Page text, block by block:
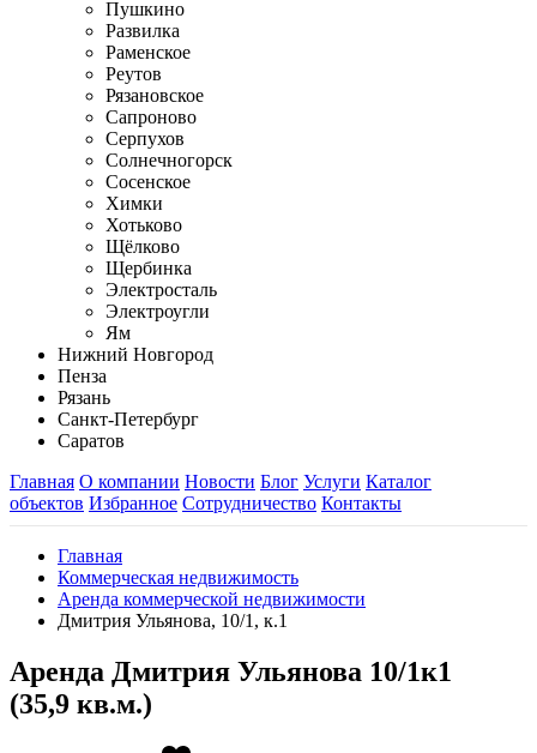
Пушкино
Развилка
Раменское
Реутов
Рязановское
Сапроново
Серпухов
Солнечногорск
Сосенское
Химки
Хотьково
Щёлково
Щербинка
Электросталь
Электроугли
Ям
Нижний Новгород
Пенза
Рязань
Санкт-Петербург
Саратов
Главная О компании Новости Блог Услуги Каталог
объектов Избранное Сотрудничество Контакты
Главная
Коммерческая недвижимость
Аренда коммерческой недвижимости
Дмитрия Ульянова, 10/1, к.1
Аренда Дмитрия Ульянова 10/1к1
(35,9 кв.м.)